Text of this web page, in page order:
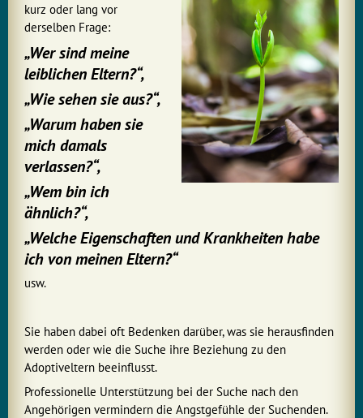
kurz oder lang vor
derselben Frage:
„Wer sind meine
leiblichen Eltern?“,
„Wie sehen sie aus?“,
„Warum haben sie
mich damals
verlassen?“,
„Wem bin ich
ähnlich?“,
„Welche Eigenschaften und Krankheiten habe
ich von meinen Eltern?“
usw.
Sie haben dabei oft Bedenken darüber, was sie herausfinden
werden oder wie die Suche ihre Beziehung zu den
Adoptiveltern beeinflusst.
Professionelle Unterstützung bei der Suche nach den
Angehörigen vermindern die Angstgefühle der Suchenden.